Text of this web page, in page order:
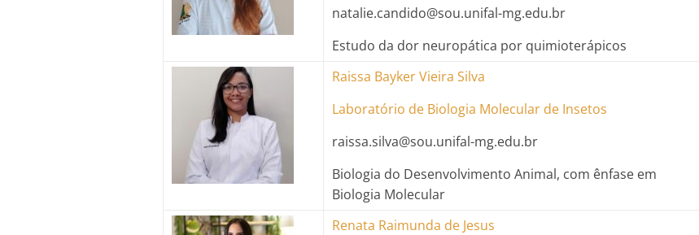
natalie.candido@sou.unifal-mg.edu.br
Estudo da dor neuropática por quimioterápicos
Raissa Bayker Vieira Silva
Laboratório de Biologia Molecular de Insetos
raissa.silva@sou.unifal-mg.edu.br
Biologia do Desenvolvimento Animal, com ênfase em
Biologia Molecular
Renata Raimunda de Jesus